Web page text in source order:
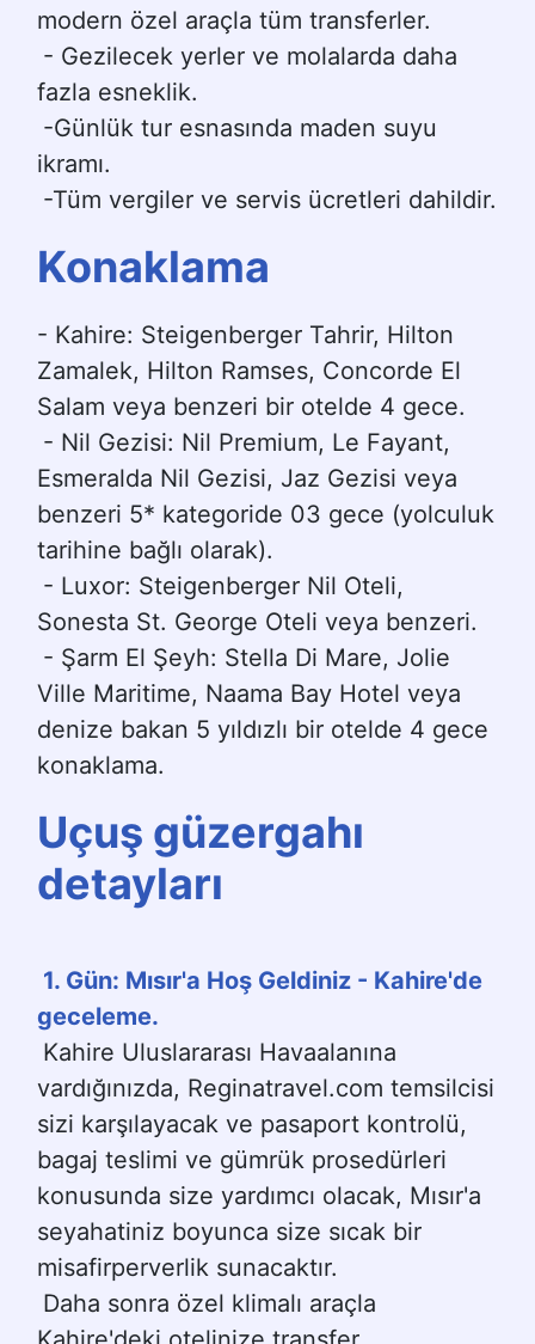
modern özel araçla tüm transferler.
- Gezilecek yerler ve molalarda daha
fazla esneklik.
-Günlük tur esnasında maden suyu
ikramı.
-Tüm vergiler ve servis ücretleri dahildir.
Konaklama
- Kahire: Steigenberger Tahrir, Hilton
Zamalek, Hilton Ramses, Concorde El
Salam veya benzeri bir otelde 4 gece.
- Nil Gezisi: Nil Premium, Le Fayant,
Esmeralda Nil Gezisi, Jaz Gezisi veya
benzeri 5* kategoride 03 gece (yolculuk
tarihine bağlı olarak).
- Luxor: Steigenberger Nil Oteli,
Sonesta St. George Oteli veya benzeri.
- Şarm El Şeyh: Stella Di Mare, Jolie
Ville Maritime, Naama Bay Hotel veya
denize bakan 5 yıldızlı bir otelde 4 gece
konaklama.
Uçuş güzergahı
detayları
1. Gün: Mısır'a Hoş Geldiniz - Kahire'de
geceleme.
Kahire Uluslararası Havaalanına
vardığınızda, Reginatravel.com temsilcisi
sizi karşılayacak ve pasaport kontrolü,
bagaj teslimi ve gümrük prosedürleri
konusunda size yardımcı olacak, Mısır'a
seyahatiniz boyunca size sıcak bir
misafirperverlik sunacaktır.
Daha sonra özel klimalı araçla